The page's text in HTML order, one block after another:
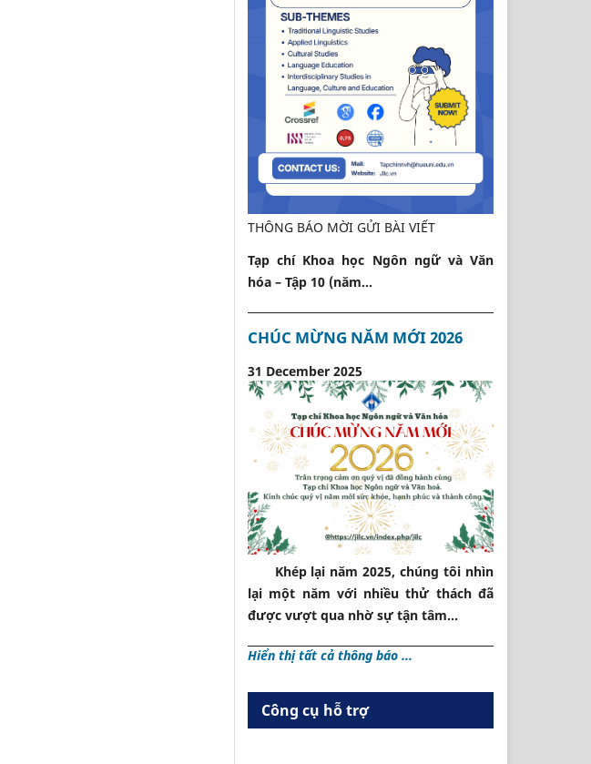
THÔNG BÁO MỜI GỬI BÀI VIẾT
Tạp chí Khoa học Ngôn ngữ và Văn
hóa – Tập 10 (năm...
CHÚC MỪNG NĂM MỚI 2026
31 December 2025
Khép lại năm 2025, chúng tôi nhìn
lại một năm với nhiều thử thách đã
được vượt qua nhờ sự tận tâm...
Hiển thị tất cả thông báo ...
Công cụ hỗ trợ